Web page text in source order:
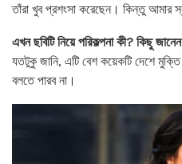
তাঁরা খুব প্রশংসা করেছেন। কিন্তু আমার
এখন ছবিটি নিয়ে পরিকল্পনা কী? কিছু
যতটুকু জানি, এটি বেশ কয়েকটি দেশে
বলতে পারব না।